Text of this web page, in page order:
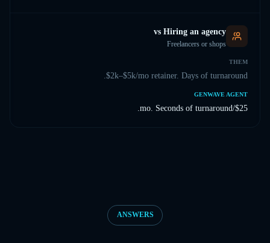
vs Hiring an agency
Freelancers or shops
THEM
$2k–$5k/mo retainer. Days of turnaround.
GENWAVE AGENT
$25/mo. Seconds of turnaround.
ANSWERS